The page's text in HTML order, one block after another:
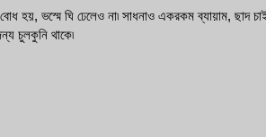
হয়, ভস্মে ঘি ঢেলেও না৷ সাধনাও একরকম ব্যায়াম, ছাদ
চুলকুনি থাকে৷